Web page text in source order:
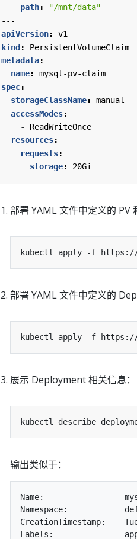
path:
"/mnt/data"
---
apiVersion:
v1
kind:
PersistentVolumeClaim
metadata:
name:
mysql-pv-claim
spec:
storageClassName:
manual
accessModes:
- ReadWriteOnce
resources:
requests:
storage: 20Gi
部署 YAML 文件中定义的 PV
部署 YAML 文件中定义的
展示 Deployment 相关信息：
输出类似于：
Name:
Namespace:
CreationTimestamp:
Labels: